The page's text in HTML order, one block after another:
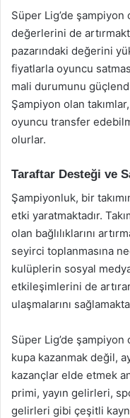
Süper Lig’de
değerlerini de
pazarındaki değerini
fiyatlarla oyuncu
mali durumunu
Şampiyon olan
oyuncu transfer
olurlar.
Taraftar Desteği ve
Şampiyonluk, bir
etki yaratmaktadır.
olan bağlılıklarını
seyirci toplanmasına
kulüplerin sosyal
etkileşimlerini de
ulaşmalarını
Süper Lig’de şampiyon
kupa kazanmak değil,
kazançlar elde etmek
primi, yayın gelirleri,
gelirleri gibi çeşitli